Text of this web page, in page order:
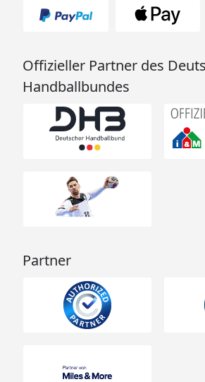
Offizieller Partner des
Handballbundes
Partner